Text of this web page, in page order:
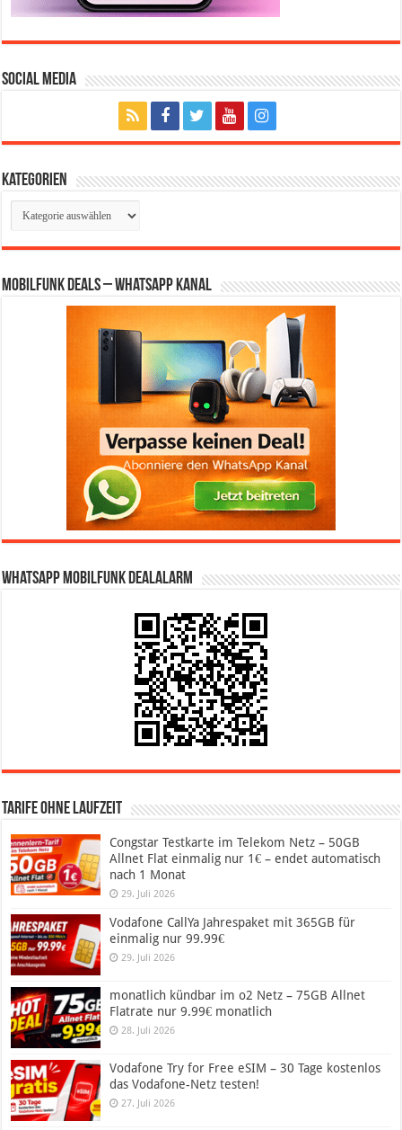
Social Media
Kategorien
Kategorien
Mobilfunk Deals – WhatsApp Kanal
WhatsApp Mobilfunk DealAlarm
Tarife ohne Laufzeit
Congstar Testkarte im Telekom Netz – 50GB
Allnet Flat einmalig nur 1€ – endet automatisch
nach 1 Monat
29. Juli 2026
Vodafone CallYa Jahrespaket mit 365GB für
einmalig nur 99.99€
29. Juli 2026
monatlich kündbar im o2 Netz – 75GB Allnet
Flatrate nur 9.99€ monatlich
28. Juli 2026
Vodafone Try for Free eSIM – 30 Tage kostenlos
das Vodafone-Netz testen!
27. Juli 2026